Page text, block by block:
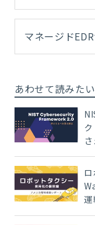
マネージド
あわせて読みた
運